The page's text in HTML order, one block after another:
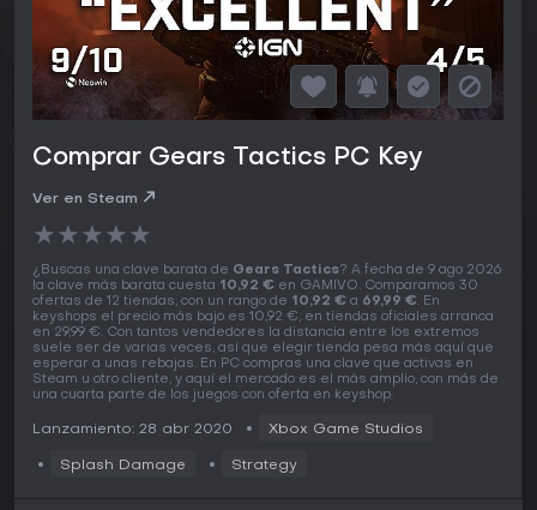
Comprar Gears Tactics PC Key
Ver en Steam
★★★★★
¿Buscas una clave barata de Gears Tactics? A fecha de 9 ago 2026
la clave más barata cuesta 10,92 € en GAMIVO. Comparamos 30
ofertas de 12 tiendas, con un rango de 10,92 € a 69,99 €. En
keyshops el precio más bajo es 10,92 €, en tiendas oficiales arranca
en 29,99 €. Con tantos vendedores la distancia entre los extremos
suele ser de varias veces, así que elegir tienda pesa más aquí que
esperar a unas rebajas. En PC compras una clave que activas en
Steam u otro cliente, y aquí el mercado es el más amplio, con más de
una cuarta parte de los juegos con oferta en keyshop.
Lanzamiento: 28 abr 2020 Xbox Game Studios
Splash Damage Strategy